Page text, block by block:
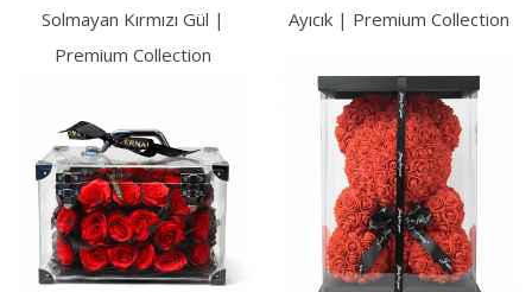
Solmayan Kırmızı Gül |
Premium Collection
Ayıcık | Premium Collection